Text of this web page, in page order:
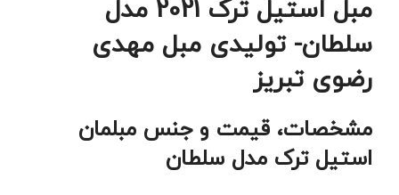
مبل استیل ترک 2021 مدل
سلطان- تولیدی مبل مهدی
رضوی تبریز
مشخصات، قیمت و جنس مبلمان
استیل ترک مدل سلطان